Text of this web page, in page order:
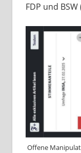
FDP und
Offene